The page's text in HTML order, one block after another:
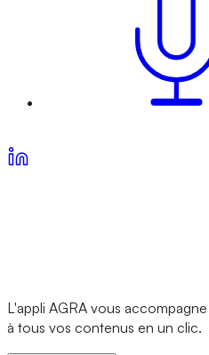
L'appli AGRA vous
à tous vos contenus en un clic.